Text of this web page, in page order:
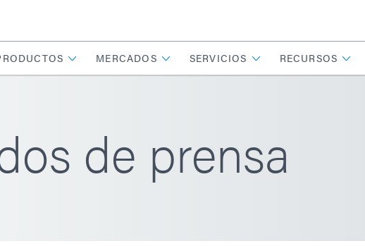
MERCADOS SERVICIOS RECURSOS
de prensa